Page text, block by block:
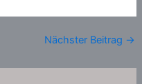
Nächster Beitrag →